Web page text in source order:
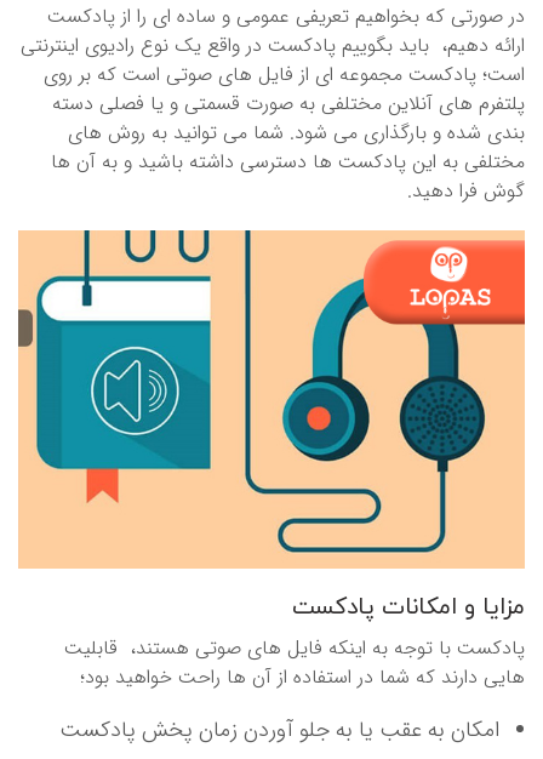
در صورتی که بخواهیم تعریفی عمومی و ساده ای را از پادکست
ارائه دهیم، باید بگوییم پادکست در واقع یک نوع رادیوی اینترنتی
است؛ پادکست مجموعه ای از فایل های صوتی است که بر روی
پلتفرم های آنلاین مختلفی به صورت قسمتی و یا فصلی دسته
بندی شده و بارگذاری می شود. شما می توانید به روش های
مختلفی به این پادکست ها دسترسی داشته باشید و به آن ها
گوش فرا دهید.
مزایا و امکانات پادکست
پادکست با توجه به اینکه فایل های صوتی هستند، قابلیت
هایی دارند که شما در استفاده از آن ها راحت خواهید بود؛
امکان به عقب یا به جلو آوردن زمان پخش پادکست